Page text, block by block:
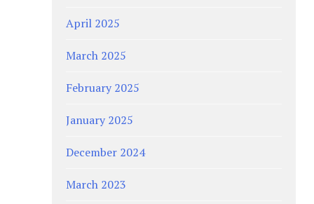
April 2025
March 2025
February 2025
January 2025
December 2024
March 2023